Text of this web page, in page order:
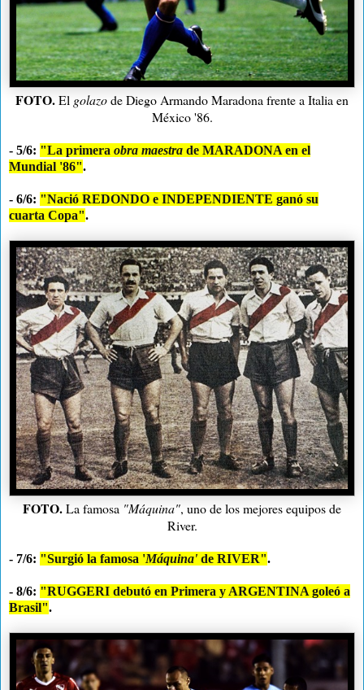
FOTO.El golazode Diego Armando Maradona frente a Italia en
México '86.
- 5/6: "La primera obra maestra de MARADONA en el
Mundial '86".
- 6/6: "Nació REDONDO e INDEPENDIENTE ganó su
cuarta Copa".
FOTO.La famosa "Máquina", uno de los mejores equipos de
River.
- 7/6: "Surgió la famosa 'Máquina' de RIVER".
- 8/6: "RUGGERI debutó en Primera y ARGENTINA goleó a
Brasil".